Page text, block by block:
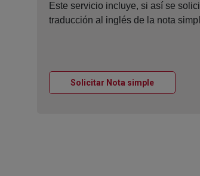
Este servicio incluye, si así se
traducción al inglés de la nota
Solicitar Nota simpleVentana